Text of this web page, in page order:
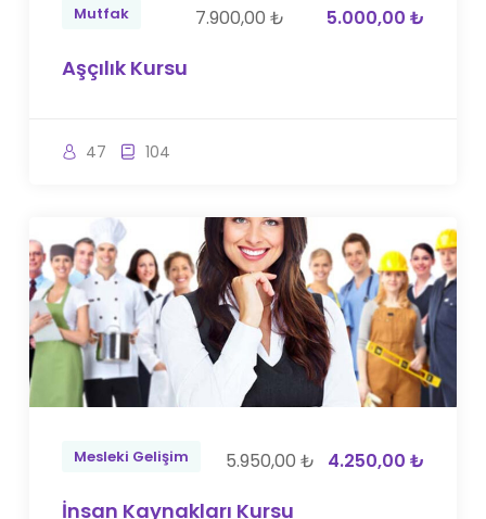
Mutfak 7.900,00 ₺ 5.000,00 ₺
Aşçılık Kursu
47 104
Mesleki Gelişim 5.950,00 ₺ 4.250,00 ₺
İnsan Kaynakları Kursu